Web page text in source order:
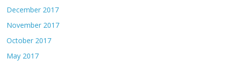
December 2017
November 2017
October 2017
May 2017